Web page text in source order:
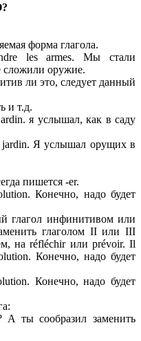
форма глагола.
les armes. Мы стали
сложили оружие.
ли это, следует данный
и т.д.
я услышал, как в саду
jardin. Я услышал орущих в
пишется -еr.
Конечно, надо будет
глагол инфинитивом или
глаголом II или III
на réfléchir или prévoir. Il
Конечно, надо будет
Конечно, надо будет
ты сообразил заменить